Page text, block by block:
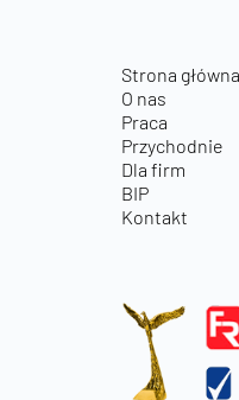
Strona główna
O nas
Praca
Przychodnie
Dla firm
BIP
Kontakt